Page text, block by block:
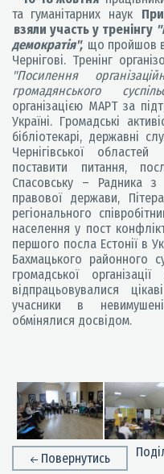
та гуманітарних наук
взяли участь у тренінгу
демократія", що пройшов
Чернігові. Тренінг
"Посилення
громадянського
організацією МАРТ за
Україні. Громадські
бібліотекарі, державні
Чернігівської
поставити питання,
Спасовську – Радника з
правової держави,
регіонального
населення у пост
першого посла Естонії в
Бахмацького районного
громадської
відпрацьовувалися
учасники в
обмінялися досвідом.
Повернутись